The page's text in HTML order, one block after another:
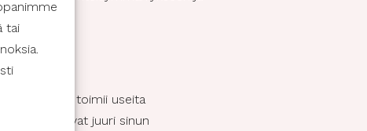
tai
toimii useita
vastaavat juuri sinun